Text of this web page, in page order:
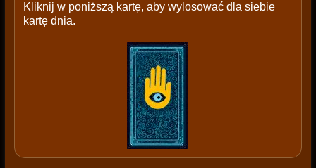
Kliknij w poniższą kartę, aby wylosować dla siebie
kartę dnia.